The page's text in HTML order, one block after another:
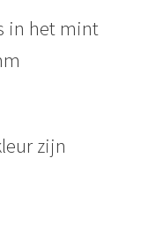
in het mint
zijn